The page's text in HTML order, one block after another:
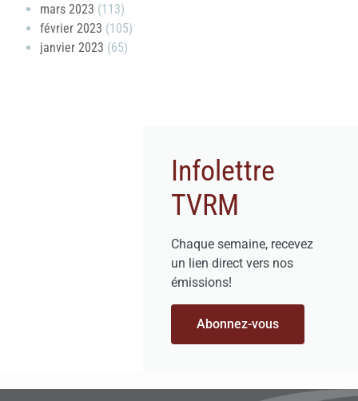
mars 2023 (113)
février 2023 (105)
janvier 2023 (65)
Infolettre
TVRM
Chaque semaine, recevez
un lien direct vers nos
émissions!
Abonnez-vous